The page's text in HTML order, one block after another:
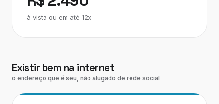
à vista ou em até 12x
Existir bem na internet
o endereço que é seu, não alugado de rede social